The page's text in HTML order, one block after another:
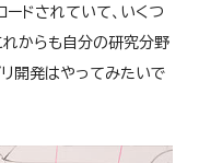
ードされていて、いくつ
れからも自分の研究分野
開発はやってみたいで